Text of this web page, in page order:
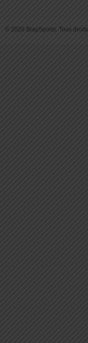
© 2026 BraySports. Tous